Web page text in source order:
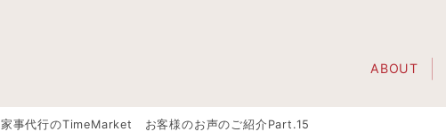
ABOUT
家事代行のTimeMarket お客様のお声のご紹介Part.15